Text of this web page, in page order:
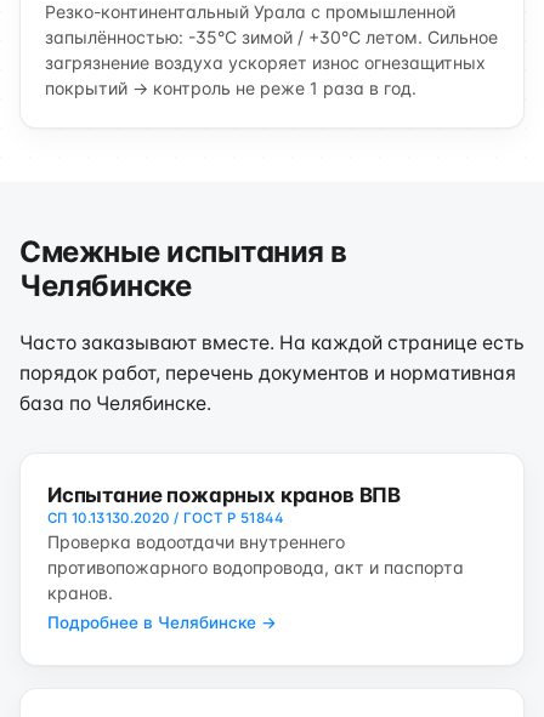
Резко-континентальный Урала с промышленной
запылённостью: -35°C зимой / +30°C летом. Сильное
загрязнение воздуха ускоряет износ огнезащитных
покрытий → контроль не реже 1 раза в год.
Смежные испытания в
Челябинске
Часто заказывают вместе. На каждой странице есть
порядок работ, перечень документов и нормативная
база по Челябинске.
Испытание пожарных кранов ВПВ
СП 10.13130.2020 / ГОСТ Р 51844
Проверка водоотдачи внутреннего
противопожарного водопровода, акт и паспорта
кранов.
Подробнее в Челябинске →